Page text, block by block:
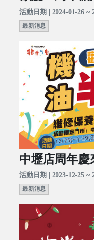
活動日期 | 2024-01-26 ~
最新消息
中壢店周年慶
活動日期 | 2023-12-25 ~
最新消息